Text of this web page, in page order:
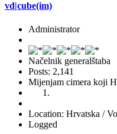
vd|cube(im)
Administrator
Načelnik generalštaba
Posts: 2,141
Mijenjam cimera koji
Location: Hrvatska /
Logged